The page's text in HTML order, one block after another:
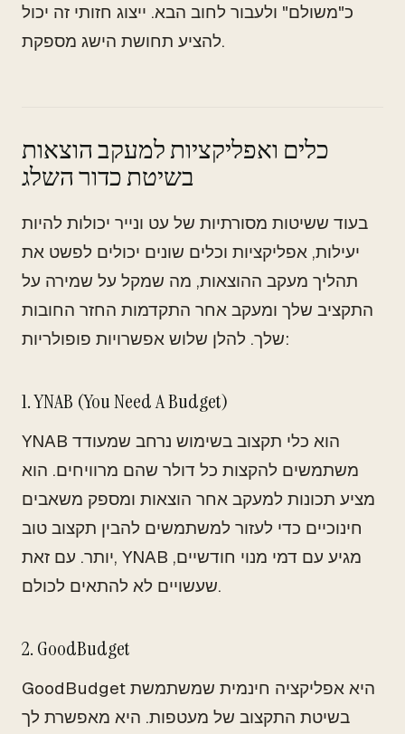
כ"משולם" ולעבור לחוב הבא. ייצוג חזותי זה יכול
להציע תחושת הישג מספקת.
כלים ואפליקציות למעקב הוצאות
בשיטת כדור השלג
בעוד ששיטות מסורתיות של עט ונייר יכולות להיות
יעילות, אפליקציות וכלים שונים יכולים לפשט את
תהליך מעקב ההוצאות, מה שמקל על שמירה על
התקציב שלך ומעקב אחר התקדמות החזר החובות
שלך. להלן שלוש אפשרויות פופולריות:
1. YNAB (You Need A Budget)
YNAB הוא כלי תקצוב בשימוש נרחב שמעודד
משתמשים להקצות כל דולר שהם מרוויחים. הוא
מציע תכונות למעקב אחר הוצאות ומספק משאבים
חינוכיים כדי לעזור למשתמשים להבין תקצוב טוב
יותר. עם זאת, YNAB מגיע עם דמי מנוי חודשיים,
שעשויים לא להתאים לכולם.
2. GoodBudget
GoodBudget היא אפליקציה חינמית שמשתמשת
בשיטת התקצוב של מעטפות. היא מאפשרת לך